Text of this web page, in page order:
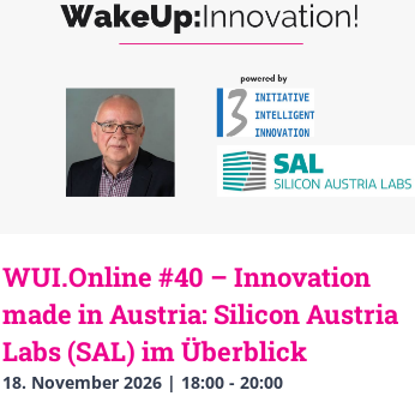
WUI.Online #40 – Innovation
made in Austria: Silicon Austria
Labs (SAL) im Überblick
18. November 2026 | 18:00- 20:00